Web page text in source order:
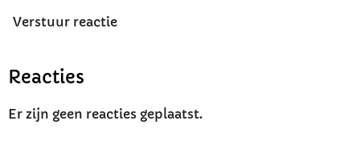
Verstuur reactie
Reacties
Er zijn geen reacties geplaatst.